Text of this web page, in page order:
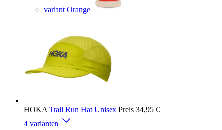
variant Orange
HOKA Trail Run Hat Unisex Preis 34,95 €
4 varianten